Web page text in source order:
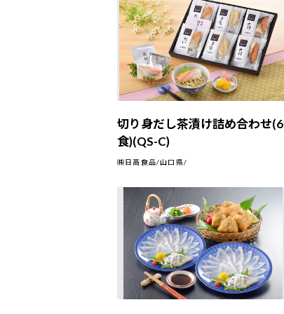
切り身だし茶漬け詰め合わせ(6
食)(QS-C)
㈱日高食品/山口県/